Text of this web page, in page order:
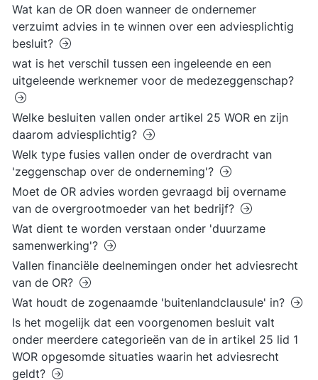
Wat kan de OR doen wanneer de ondernemer
verzuimt advies in te winnen over een adviesplichtig
besluit?
wat is het verschil tussen een ingeleende en een
uitgeleende werknemer voor de medezeggenschap?
Welke besluiten vallen onder artikel 25 WOR en zijn
daarom adviesplichtig?
Welk type fusies vallen onder de overdracht van
'zeggenschap over de onderneming'?
Moet de OR advies worden gevraagd bij overname
van de overgrootmoeder van het bedrijf?
Wat dient te worden verstaan onder 'duurzame
samenwerking'?
Vallen financiële deelnemingen onder het adviesrecht
van de OR?
Wat houdt de zogenaamde 'buitenlandclausule' in?
Is het mogelijk dat een voorgenomen besluit valt
onder meerdere categorieën van de in artikel 25 lid 1
WOR opgesomde situaties waarin het adviesrecht
geldt?